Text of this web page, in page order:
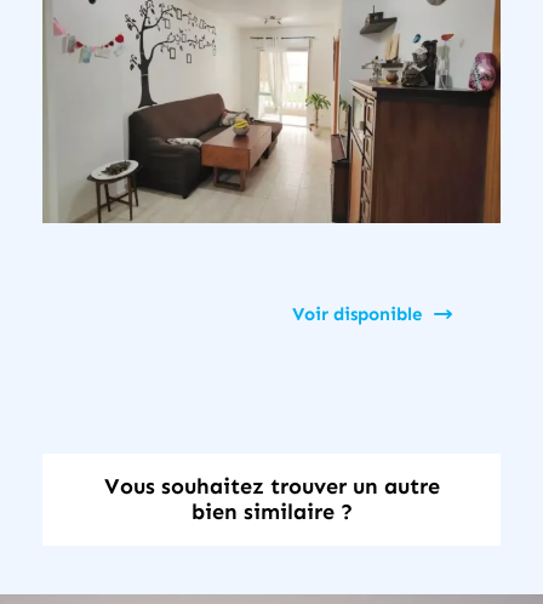
Voir disponible
Vous souhaitez trouver un autre
bien similaire ?